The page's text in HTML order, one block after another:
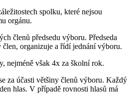
spolku, které nejsou
orgánu.
členů předsedu výboru. Předseda
organizuje a řídí jednání výboru.
nejméně však 4x za školní rok.
za účasti většiny členů výboru. Každý
hlas. V případě rovnosti hlasů má